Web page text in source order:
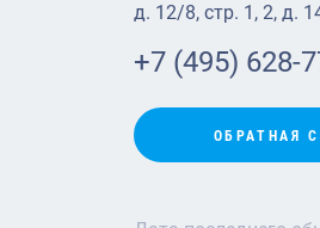
д. 12/8, стр. 1, 2, д.
+7 (495) 628-
ОБРАТНАЯ